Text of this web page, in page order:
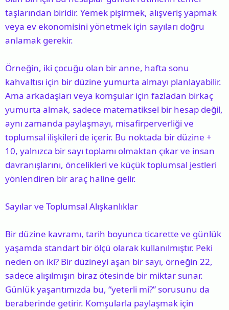
taşlarından biridir. Yemek pişirmek, alışveriş yapmak
veya ev ekonomisini yönetmek için sayıları doğru
anlamak gerekir.
Örneğin, iki çocuğu olan bir anne, hafta sonu
kahvaltısı için bir düzine yumurta almayı planlayabilir.
Ama arkadaşları veya komşular için fazladan birkaç
yumurta almak, sadece matematiksel bir hesap değil,
aynı zamanda paylaşmayı, misafirperverliği ve
toplumsal ilişkileri de içerir. Bu noktada bir düzine +
10, yalnızca bir sayı toplamı olmaktan çıkar ve insan
davranışlarını, öncelikleri ve küçük toplumsal jestleri
yönlendiren bir araç haline gelir.
Sayılar ve Toplumsal Alışkanlıklar
Bir düzine kavramı, tarih boyunca ticarette ve günlük
yaşamda standart bir ölçü olarak kullanılmıştır. Peki
neden on iki? Bir düzineyi aşan bir sayı, örneğin 22,
sadece alışılmışın biraz ötesinde bir miktar sunar.
Günlük yaşantımızda bu, “yeterli mi?” sorusunu da
beraberinde getirir. Komşularla paylaşmak için